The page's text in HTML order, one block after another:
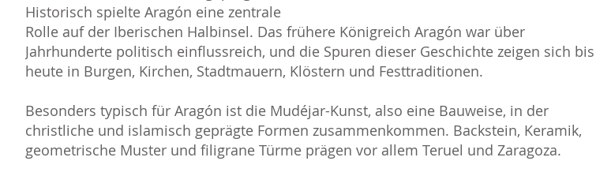
Historisch spielte Aragón eine zentrale
Rolle auf der Iberischen Halbinsel. Das frühere Königreich Aragón war über
Jahrhunderte politisch einflussreich, und die Spuren dieser Geschichte zeigen sich bis
heute in Burgen, Kirchen, Stadtmauern, Klöstern und Festtraditionen.
Besonders typisch für Aragón ist die Mudéjar-Kunst, also eine Bauweise, in der
christliche und islamisch geprägte Formen zusammenkommen. Backstein, Keramik,
geometrische Muster und filigrane Türme prägen vor allem Teruel und Zaragoza.